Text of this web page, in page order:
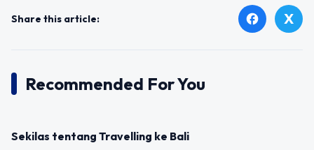
Share this article: facebook X
Recommended For You
Sekilas tentang Travelling ke Bali